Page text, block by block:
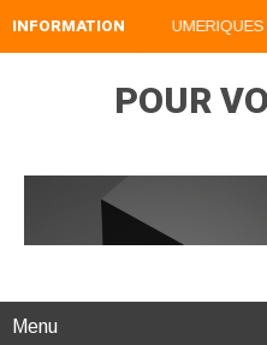
INFORMATION
NOS LIVRES NUMERIQUES
POUR
Menu